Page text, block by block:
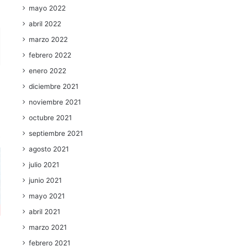
mayo 2022
abril 2022
marzo 2022
febrero 2022
enero 2022
diciembre 2021
noviembre 2021
octubre 2021
septiembre 2021
agosto 2021
julio 2021
junio 2021
mayo 2021
abril 2021
marzo 2021
febrero 2021